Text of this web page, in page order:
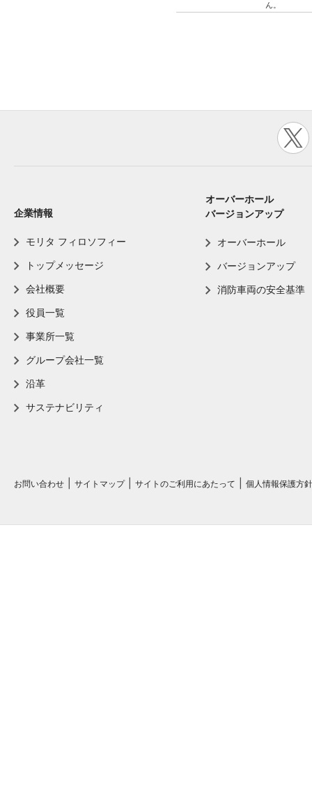
ん。
企業情報
モリタ フィロソフィー
トップメッセージ
会社概要
役員一覧
事業所一覧
グループ会社一覧
沿革
サステナビリティ
オーバーホール
バージョンアップ
オーバーホール
バージョンアップ
消防車両の安全基準
お問い合わせ サイトマップ サイトのご利用にあたって 個人情報保護方針